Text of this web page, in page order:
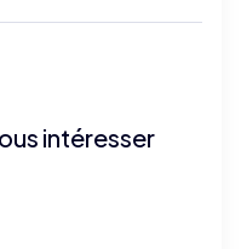
intéresser